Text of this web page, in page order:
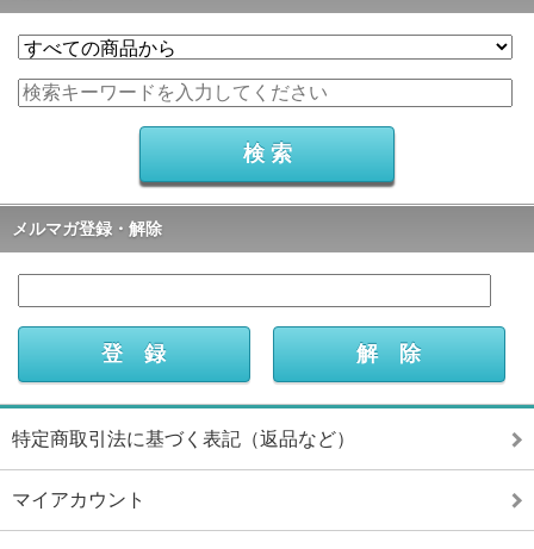
メルマガ登録・解除
特定商取引法に基づく表記（返品など）
マイアカウント